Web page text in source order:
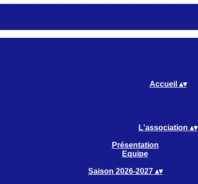
Accueil ▴▾
L'association ▴▾
Présentation
Equipe
Saison 2026-2027 ▴▾